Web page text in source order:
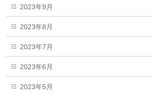
2023年9月
2023年8月
2023年7月
2023年6月
2023年5月